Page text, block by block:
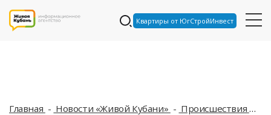
Квартиры от ЮгСтройИнвест
Главная Новости «Живой Кубани» Происшествия